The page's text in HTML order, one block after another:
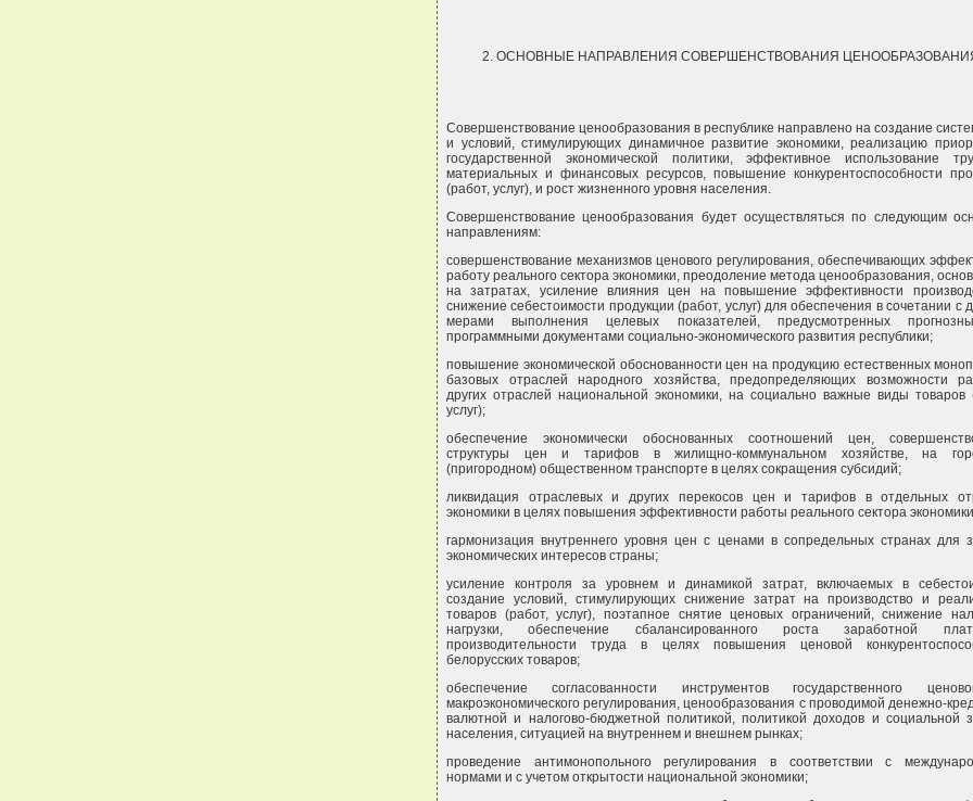
2. ОСНОВНЫЕ НАПРАВЛЕНИЯ СОВЕРШЕНСТВОВАНИЯ
Совершенствование ценообразования в республике направлено на создание
и условий, стимулирующих динамичное развитие экономики, реализацию
государственной экономической политики, эффективное использование
материальных и финансовых ресурсов, повышение конкурентоспособности
(работ, услуг), и рост жизненного уровня населения.
Совершенствование ценообразования будет осуществляться по следующим
направлениям:
совершенствование механизмов ценового регулирования, обеспечивающих
работу реального сектора экономики, преодоление метода ценообразования,
на затратах, усиление влияния цен на повышение эффективности
снижение себестоимости продукции (работ, услуг) для обеспечения в сочетании с
мерами выполнения целевых показателей, предусмотренных
программными документами социально-экономического развития республики;
повышение экономической обоснованности цен на продукцию естественных
базовых отраслей народного хозяйства, предопределяющих возможности
других отраслей национальной экономики, на социально важные виды товаров
услуг);
обеспечение экономически обоснованных соотношений цен,
структуры цен и тарифов в жилищно-коммунальном хозяйстве, на
(пригородном) общественном транспорте в целях сокращения субсидий;
ликвидация отраслевых и других перекосов цен и тарифов в отдельных
экономики в целях повышения эффективности работы реального сектора
гармонизация внутреннего уровня цен с ценами в сопредельных странах для
экономических интересов страны;
усиление контроля за уровнем и динамикой затрат, включаемых в
создание условий, стимулирующих снижение затрат на производство и
товаров (работ, услуг), поэтапное снятие ценовых ограничений, снижение
нагрузки, обеспечение сбалансированного роста заработной
производительности труда в целях повышения ценовой
белорусских товаров;
обеспечение согласованности инструментов государственного
макроэкономического регулирования, ценообразования с проводимой денежно-
валютной и налогово-бюджетной политикой, политикой доходов и социальной
населения, ситуацией на внутреннем и внешнем рынках;
проведение антимонопольного регулирования в соответствии с
нормами и с учетом открытости национальной экономики;